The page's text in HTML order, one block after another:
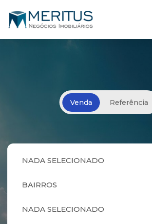
Venda Referência
NADA SELECIONADO
BAIRROS
NADA SELECIONADO